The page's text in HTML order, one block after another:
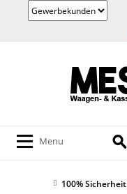
Menu
100% Sicherheit